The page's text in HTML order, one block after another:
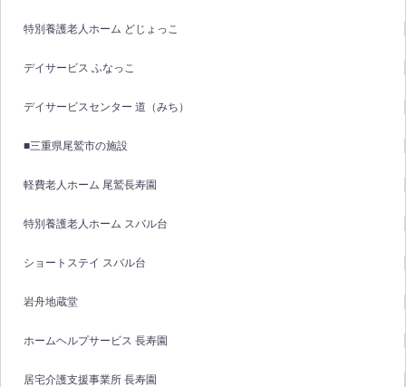
特別養護老人ホーム どじょっこ
デイサービス ふなっこ
デイサービスセンター 道（みち）
■三重県尾鷲市の施設
軽費老人ホーム 尾鷲長寿園
特別養護老人ホーム スバル台
ショートステイ スバル台
岩舟地蔵堂
ホームヘルプサービス 長寿園
居宅介護支援事業所 長寿園